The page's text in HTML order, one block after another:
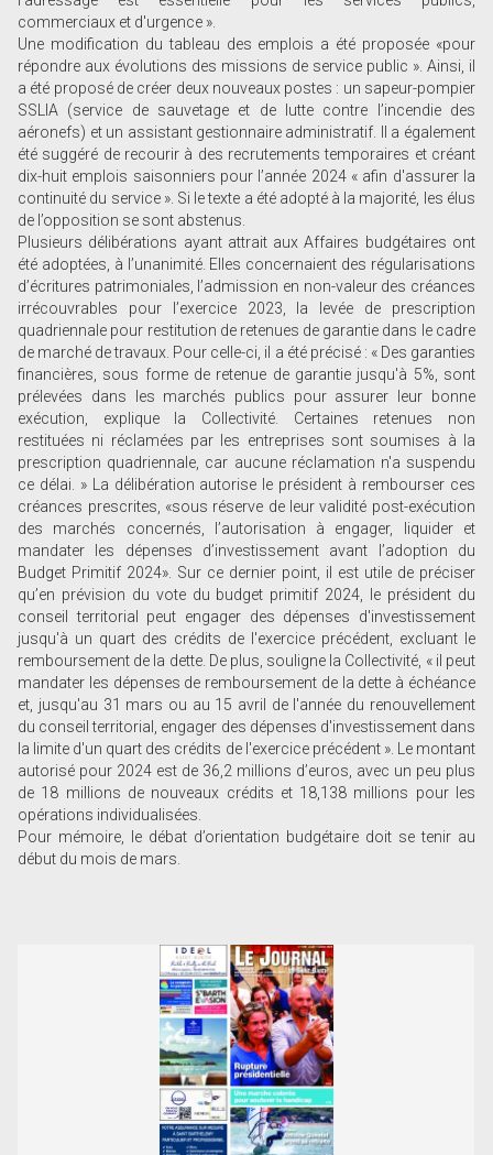
commerciaux et d'urgence ».
Une modification du tableau des emplois a été proposée «pour
répondre aux évolutions des missions de service public ». Ainsi, il
a été proposé de créer deux nouveaux postes : un sapeur-pompier
SSLIA (service de sauvetage et de lutte contre l’incendie des
aéronefs) et un assistant gestionnaire administratif. Il a également
été suggéré de recourir à des recrutements temporaires et créant
dix-huit emplois saisonniers pour l’année 2024 « afin d'assurer la
continuité du service ». Si le texte a été adopté à la majorité, les élus
de l’opposition se sont abstenus.
Plusieurs délibérations ayant attrait aux Affaires budgétaires ont
été adoptées, à l’unanimité. Elles concernaient des régularisations
d’écritures patrimoniales, l’admission en non-valeur des créances
irrécouvrables pour l’exercice 2023, la levée de prescription
quadriennale pour restitution de retenues de garantie dans le cadre
de marché de travaux. Pour celle-ci, il a été précisé : « Des garanties
financières, sous forme de retenue de garantie jusqu'à 5%, sont
prélevées dans les marchés publics pour assurer leur bonne
exécution, explique la Collectivité. Certaines retenues non
restituées ni réclamées par les entreprises sont soumises à la
prescription quadriennale, car aucune réclamation n'a suspendu
ce délai. » La délibération autorise le président à rembourser ces
créances prescrites, «sous réserve de leur validité post-exécution
des marchés concernés, l’autorisation à engager, liquider et
mandater les dépenses d’investissement avant l’adoption du
Budget Primitif 2024». Sur ce dernier point, il est utile de préciser
qu’en prévision du vote du budget primitif 2024, le président du
conseil territorial peut engager des dépenses d'investissement
jusqu'à un quart des crédits de l'exercice précédent, excluant le
remboursement de la dette. De plus, souligne la Collectivité, « il peut
mandater les dépenses de remboursement de la dette à échéance
et, jusqu'au 31 mars ou au 15 avril de l'année du renouvellement
du conseil territorial, engager des dépenses d'investissement dans
la limite d'un quart des crédits de l'exercice précédent ». Le montant
autorisé pour 2024 est de 36,2 millions d’euros, avec un peu plus
de 18 millions de nouveaux crédits et 18,138 millions pour les
opérations individualisées.
Pour mémoire, le débat d’orientation budgétaire doit se tenir au
début du mois de mars.